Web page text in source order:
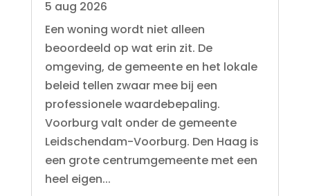
5 aug 2026
Een woning wordt niet alleen
beoordeeld op wat erin zit. De
omgeving, de gemeente en het lokale
beleid tellen zwaar mee bij een
professionele waardebepaling.
Voorburg valt onder de gemeente
Leidschendam-Voorburg. Den Haag is
een grote centrumgemeente met een
heel eigen...